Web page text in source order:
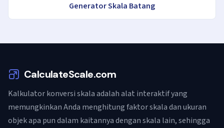
Generator Skala Batang
CalculateScale.com
Kalkulator konversi skala adalah alat interaktif yang
memungkinkan Anda menghitung faktor skala dan ukuran
objek apa pun dalam kaitannya dengan skala lain, sehingga